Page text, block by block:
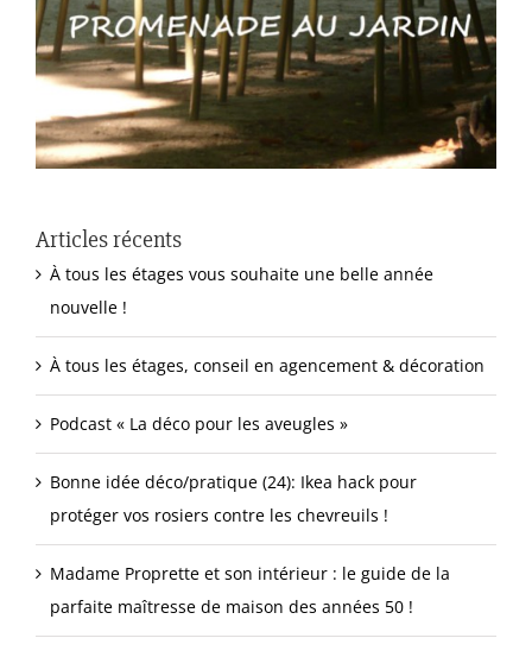
Articles récents
À tous les étages vous souhaite une belle année
nouvelle !
À tous les étages, conseil en agencement & décoration
Podcast « La déco pour les aveugles »
Bonne idée déco/pratique (24): Ikea hack pour
protéger vos rosiers contre les chevreuils !
Madame Proprette et son intérieur : le guide de la
parfaite maîtresse de maison des années 50 !